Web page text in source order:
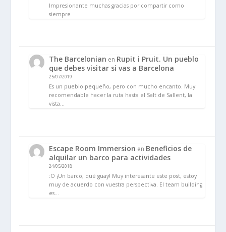
Impresionante muchas gracias por compartir como
siempre
The Barcelonian en Rupit i Pruit. Un pueblo
que debes visitar si vas a Barcelona
25/07/2019
Es un pueblo pequeño, pero con mucho encanto. Muy
recomendable hacer la ruta hasta el Salt de Sallent, la
vista…
Escape Room Immersion en Beneficios de
alquilar un barco para actividades
24/05/2018
:O ¡Un barco, qué guay! Muy interesante este post, estoy
muy de acuerdo con vuestra perspectiva. El team building
es…